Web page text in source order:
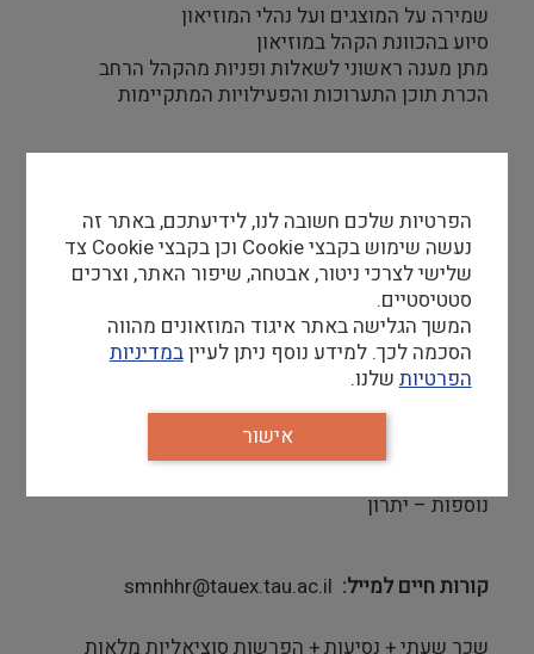
שמירה על המוצגים ועל נהלי המוזיאון
סיוע בהכוונת הקהל במוזיאון
מתן מענה ראשוני לשאלות ופניות מהקהל הרחב
הכרת תוכן התערוכות והפעילויות המתקיימות
אדיבות ותודעת שירות גבוהה
ערנות, סמכותיות ואסרטיביות
גמישות ויכולת לעבוד בסביבת עבודה דינמית ומשתנה
היכרות וחיבור לעולם הטבע והחי ומודעות לנושא
שמירה על הסביבה
הקפדה על סדר וארגון
נוספות – יתרון
קורות חיים למייל smnhhr@tauex.tau.ac.il
שכר שעתי + נסיעות + הפרשות סוציאליות מלאות
הפרטיות שלכם חשובה לנו, לידיעתכם, באתר זה
נעשה שימוש בקבצי Cookie וכן בקבצי Cookie צד
שלישי לצרכי ניטור, אבטחה, שיפור האתר, וצרכים
סטטיסטיים.
המשך הגלישה באתר איגוד המוזאונים מהווה
הסכמה לכך. למידע נוסף ניתן לעייןבמדיניות
הפרטיות שלנו.
אישור